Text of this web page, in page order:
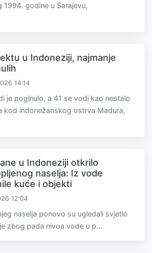
1994. godine u Sarajevu,
u Indoneziji, najmanje
14:14
je poginulo, a 41 se vodi kao nestalo
kod indonežanskog ostrva Madura,
u Indoneziji otkrilo
naselja: Iz vode
kuće i objekti
12:04
naselja ponovo su ugledali svjetlo
zbog pada nivoa vode u p...